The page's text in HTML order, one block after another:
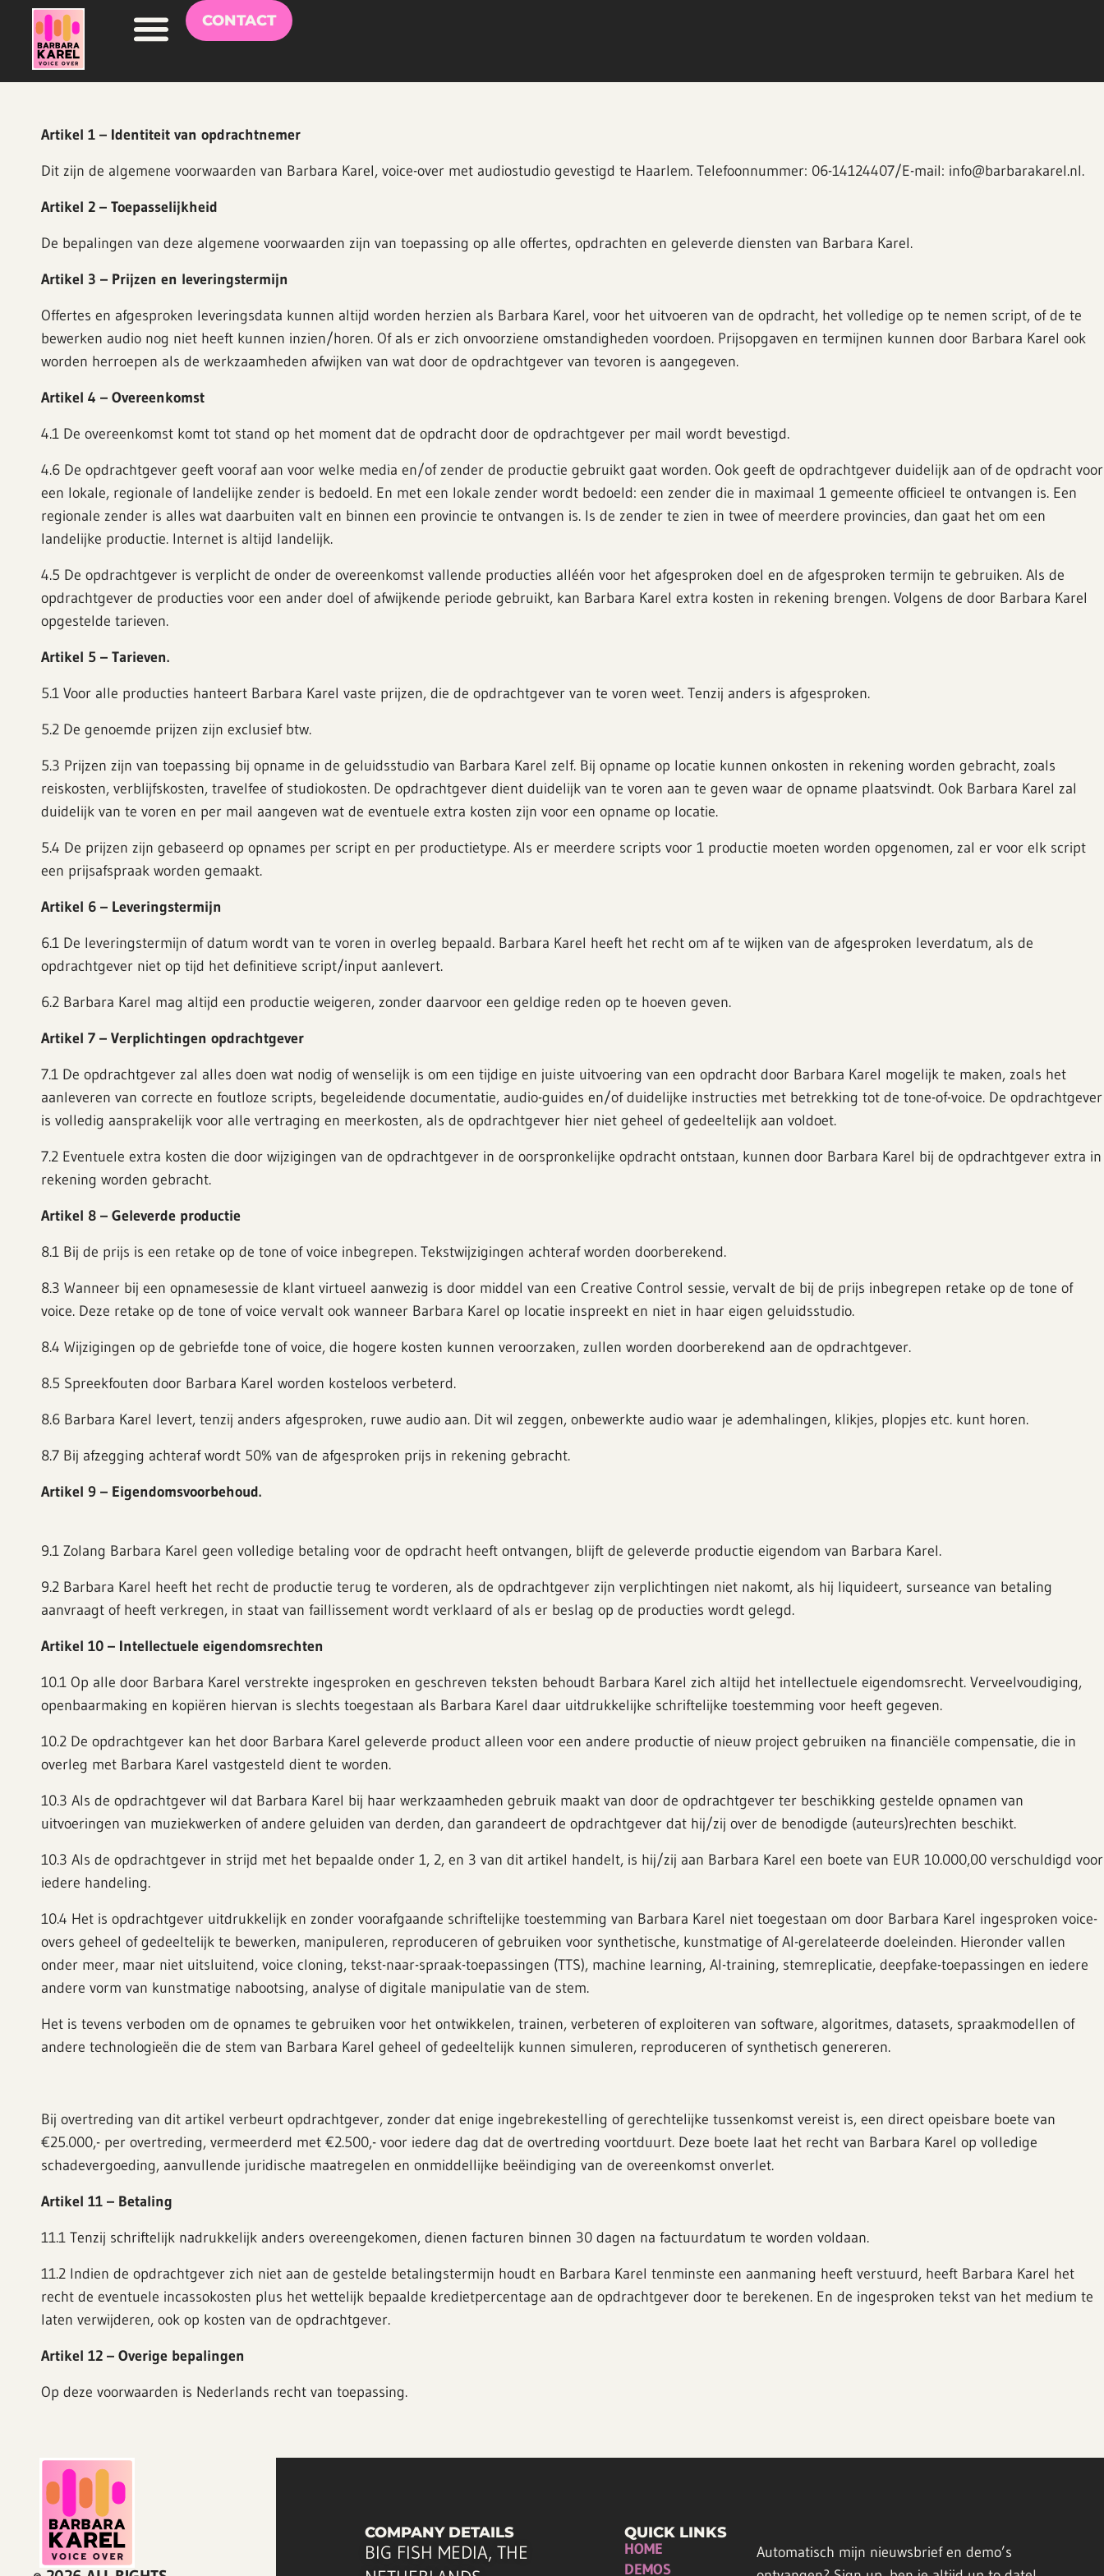
CONTACT
Artikel 1 – Identiteit van opdrachtnemer
Dit zijn de algemene voorwaarden van Barbara Karel, voice-over met audiostudio gevestigd te Haarlem. Telefoonnummer: 06-14124407/E-mail: info@barbarakarel.nl.
Artikel 2 – Toepasselijkheid
De bepalingen van deze algemene voorwaarden zijn van toepassing op alle offertes, opdrachten en geleverde diensten van Barbara Karel.
Artikel 3 – Prijzen en leveringstermijn
Offertes en afgesproken leveringsdata kunnen altijd worden herzien als Barbara Karel, voor het uitvoeren van de opdracht, het volledige op te nemen script, of de te
bewerken audio nog niet heeft kunnen inzien/horen. Of als er zich onvoorziene omstandigheden voordoen. Prijsopgaven en termijnen kunnen door Barbara Karel ook
worden herroepen als de werkzaamheden afwijken van wat door de opdrachtgever van tevoren is aangegeven.
Artikel 4 – Overeenkomst
4.1 De overeenkomst komt tot stand op het moment dat de opdracht door de opdrachtgever per mail wordt bevestigd.
4.6 De opdrachtgever geeft vooraf aan voor welke media en/of zender de productie gebruikt gaat worden. Ook geeft de opdrachtgever duidelijk aan of de opdracht voor
een lokale, regionale of landelijke zender is bedoeld. En met een lokale zender wordt bedoeld: een zender die in maximaal 1 gemeente officieel te ontvangen is. Een
regionale zender is alles wat daarbuiten valt en binnen een provincie te ontvangen is. Is de zender te zien in twee of meerdere provincies, dan gaat het om een
landelijke productie. Internet is altijd landelijk.
4.5 De opdrachtgever is verplicht de onder de overeenkomst vallende producties alléén voor het afgesproken doel en de afgesproken termijn te gebruiken. Als de
opdrachtgever de producties voor een ander doel of afwijkende periode gebruikt, kan Barbara Karel extra kosten in rekening brengen. Volgens de door Barbara Karel
opgestelde tarieven.
Artikel 5 – Tarieven.
5.1 Voor alle producties hanteert Barbara Karel vaste prijzen, die de opdrachtgever van te voren weet. Tenzij anders is afgesproken.
5.2 De genoemde prijzen zijn exclusief btw.
5.3 Prijzen zijn van toepassing bij opname in de geluidsstudio van Barbara Karel zelf. Bij opname op locatie kunnen onkosten in rekening worden gebracht, zoals
reiskosten, verblijfskosten, travelfee of studiokosten. De opdrachtgever dient duidelijk van te voren aan te geven waar de opname plaatsvindt. Ook Barbara Karel zal
duidelijk van te voren en per mail aangeven wat de eventuele extra kosten zijn voor een opname op locatie.
5.4 De prijzen zijn gebaseerd op opnames per script en per productietype. Als er meerdere scripts voor 1 productie moeten worden opgenomen, zal er voor elk script
een prijsafspraak worden gemaakt.
Artikel 6 – Leveringstermijn
6.1 De leveringstermijn of datum wordt van te voren in overleg bepaald. Barbara Karel heeft het recht om af te wijken van de afgesproken leverdatum, als de
opdrachtgever niet op tijd het definitieve script/input aanlevert.
6.2 Barbara Karel mag altijd een productie weigeren, zonder daarvoor een geldige reden op te hoeven geven.
Artikel 7 – Verplichtingen opdrachtgever
7.1 De opdrachtgever zal alles doen wat nodig of wenselijk is om een tijdige en juiste uitvoering van een opdracht door Barbara Karel mogelijk te maken, zoals het
aanleveren van correcte en foutloze scripts, begeleidende documentatie, audio-guides en/of duidelijke instructies met betrekking tot de tone-of-voice. De opdrachtgever
is volledig aansprakelijk voor alle vertraging en meerkosten, als de opdrachtgever hier niet geheel of gedeeltelijk aan voldoet.
7.2 Eventuele extra kosten die door wijzigingen van de opdrachtgever in de oorspronkelijke opdracht ontstaan, kunnen door Barbara Karel bij de opdrachtgever extra in
rekening worden gebracht.
Artikel 8 – Geleverde productie
8.1 Bij de prijs is een retake op de tone of voice inbegrepen. Tekstwijzigingen achteraf worden doorberekend.
8.3 Wanneer bij een opnamesessie de klant virtueel aanwezig is door middel van een Creative Control sessie, vervalt de bij de prijs inbegrepen retake op de tone of
voice. Deze retake op de tone of voice vervalt ook wanneer Barbara Karel op locatie inspreekt en niet in haar eigen geluidsstudio.
8.4 Wijzigingen op de gebriefde tone of voice, die hogere kosten kunnen veroorzaken, zullen worden doorberekend aan de opdrachtgever.
8.5 Spreekfouten door Barbara Karel worden kosteloos verbeterd.
8.6 Barbara Karel levert, tenzij anders afgesproken, ruwe audio aan. Dit wil zeggen, onbewerkte audio waar je ademhalingen, klikjes, plopjes etc. kunt horen.
8.7 Bij afzegging achteraf wordt 50% van de afgesproken prijs in rekening gebracht.
Artikel 9 – Eigendomsvoorbehoud.
9.1 Zolang Barbara Karel geen volledige betaling voor de opdracht heeft ontvangen, blijft de geleverde productie eigendom van Barbara Karel.
9.2 Barbara Karel heeft het recht de productie terug te vorderen, als de opdrachtgever zijn verplichtingen niet nakomt, als hij liquideert, surseance van betaling
aanvraagt of heeft verkregen, in staat van faillissement wordt verklaard of als er beslag op de producties wordt gelegd.
Artikel 10 – Intellectuele eigendomsrechten
10.1 Op alle door Barbara Karel verstrekte ingesproken en geschreven teksten behoudt Barbara Karel zich altijd het intellectuele eigendomsrecht. Verveelvoudiging,
openbaarmaking en kopiëren hiervan is slechts toegestaan als Barbara Karel daar uitdrukkelijke schriftelijke toestemming voor heeft gegeven.
10.2 De opdrachtgever kan het door Barbara Karel geleverde product alleen voor een andere productie of nieuw project gebruiken na financiële compensatie, die in
overleg met Barbara Karel vastgesteld dient te worden.
10.3 Als de opdrachtgever wil dat Barbara Karel bij haar werkzaamheden gebruik maakt van door de opdrachtgever ter beschikking gestelde opnamen van
uitvoeringen van muziekwerken of andere geluiden van derden, dan garandeert de opdrachtgever dat hij/zij over de benodigde (auteurs)rechten beschikt.
10.3 Als de opdrachtgever in strijd met het bepaalde onder 1, 2, en 3 van dit artikel handelt, is hij/zij aan Barbara Karel een boete van EUR 10.000,00 verschuldigd voor
iedere handeling.
10.4 Het is opdrachtgever uitdrukkelijk en zonder voorafgaande schriftelijke toestemming van Barbara Karel niet toegestaan om door Barbara Karel ingesproken voice-
overs geheel of gedeeltelijk te bewerken, manipuleren, reproduceren of gebruiken voor synthetische, kunstmatige of AI-gerelateerde doeleinden. Hieronder vallen
onder meer, maar niet uitsluitend, voice cloning, tekst-naar-spraak-toepassingen (TTS), machine learning, AI-training, stemreplicatie, deepfake-toepassingen en iedere
andere vorm van kunstmatige nabootsing, analyse of digitale manipulatie van de stem.
Het is tevens verboden om de opnames te gebruiken voor het ontwikkelen, trainen, verbeteren of exploiteren van software, algoritmes, datasets, spraakmodellen of
andere technologieën die de stem van Barbara Karel geheel of gedeeltelijk kunnen simuleren, reproduceren of synthetisch genereren.
Bij overtreding van dit artikel verbeurt opdrachtgever, zonder dat enige ingebrekestelling of gerechtelijke tussenkomst vereist is, een direct opeisbare boete van
€25.000,- per overtreding, vermeerderd met €2.500,- voor iedere dag dat de overtreding voortduurt. Deze boete laat het recht van Barbara Karel op volledige
schadevergoeding, aanvullende juridische maatregelen en onmiddellijke beëindiging van de overeenkomst onverlet.
Artikel 11 – Betaling
11.1 Tenzij schriftelijk nadrukkelijk anders overeengekomen, dienen facturen binnen 30 dagen na factuurdatum te worden voldaan.
11.2 Indien de opdrachtgever zich niet aan de gestelde betalingstermijn houdt en Barbara Karel tenminste een aanmaning heeft verstuurd, heeft Barbara Karel het
recht de eventuele incassokosten plus het wettelijk bepaalde kredietpercentage aan de opdrachtgever door te berekenen. En de ingesproken tekst van het medium te
laten verwijderen, ook op kosten van de opdrachtgever.
Artikel 12 – Overige bepalingen
Op deze voorwaarden is Nederlands recht van toepassing.
COMPANY DETAILS
BIG FISH MEDIA, THE
QUICK LINKS
HOME
DEMOS
Automatisch mijn nieuwsbrief en demo’s